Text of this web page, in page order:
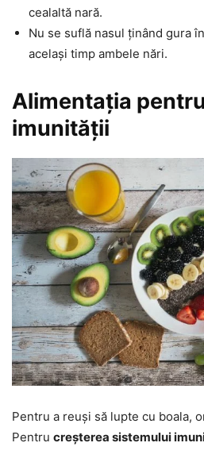
cealaltă nară.
Nu se suflă nasul ținând gura
același timp ambele nări.
Alimentația
imunității
Pentru a reuși să lupte cu boala,
Pentru creșterea sistemului